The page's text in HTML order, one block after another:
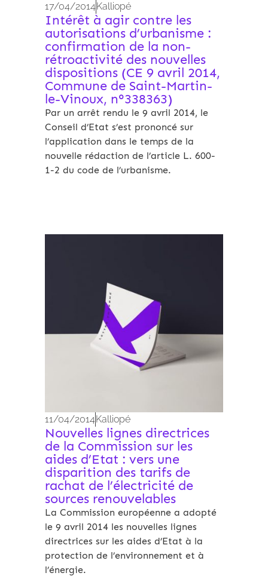
17/04/2014 Kalliopé
Intérêt à agir contre les
autorisations d’urbanisme :
confirmation de la non-
rétroactivité des nouvelles
dispositions (CE 9 avril 2014,
Commune de Saint-Martin-
le-Vinoux, n°338363)
Par un arrêt rendu le 9 avril 2014, le
Conseil d’Etat s’est prononcé sur
l’application dans le temps de la
nouvelle rédaction de l’article L. 600-
1-2 du code de l’urbanisme.
11/04/2014 Kalliopé
Nouvelles lignes directrices
de la Commission sur les
aides d’Etat : vers une
disparition des tarifs de
rachat de l’électricité de
sources renouvelables
La Commission européenne a adopté
le 9 avril 2014 les nouvelles lignes
directrices sur les aides d’Etat à la
protection de l’environnement et à
l’énergie.